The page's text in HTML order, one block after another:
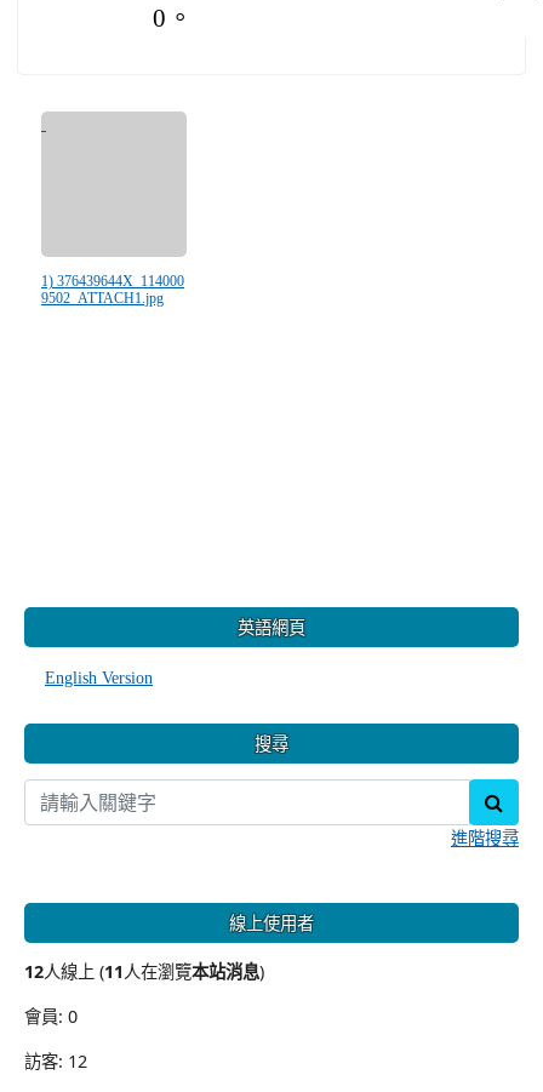
0。
1) 376439644X_114000
9502_ATTACH1.jpg
英語網頁
English Version
搜尋
進階搜尋
線上使用者
12人線上 (11人在瀏覽本站消息)
會員: 0
訪客: 12